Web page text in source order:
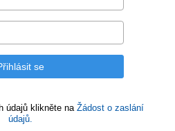
údajů klikněte na Žádost o zaslání
údajů.